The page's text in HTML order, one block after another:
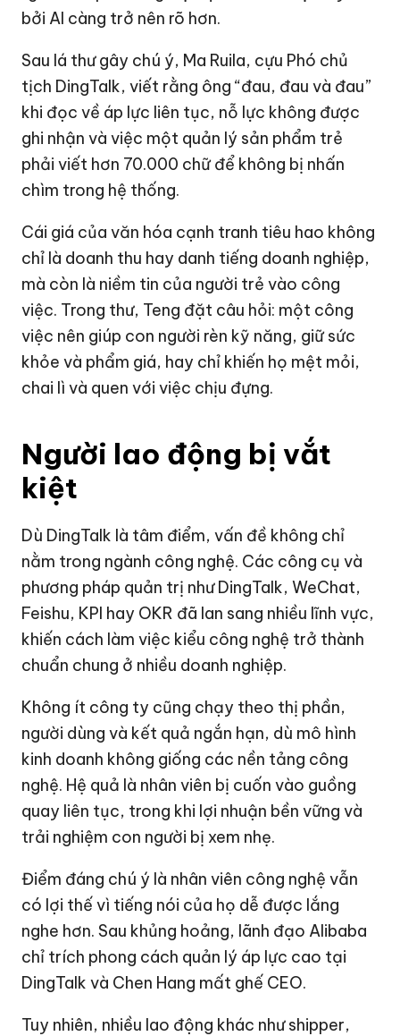
bởi AI càng trở nên rõ hơn.
Sau lá thư gây chú ý, Ma Ruila, cựu Phó chủ
tịch DingTalk, viết rằng ông “đau, đau và đau”
khi đọc về áp lực liên tục, nỗ lực không được
ghi nhận và việc một quản lý sản phẩm trẻ
phải viết hơn 70.000 chữ để không bị nhấn
chìm trong hệ thống.
Cái giá của văn hóa cạnh tranh tiêu hao không
chỉ là doanh thu hay danh tiếng doanh nghiệp,
mà còn là niềm tin của người trẻ vào công
việc. Trong thư, Teng đặt câu hỏi: một công
việc nên giúp con người rèn kỹ năng, giữ sức
khỏe và phẩm giá, hay chỉ khiến họ mệt mỏi,
chai lì và quen với việc chịu đựng.
Người lao động bị vắt
kiệt
Dù DingTalk là tâm điểm, vấn đề không chỉ
nằm trong ngành công nghệ. Các công cụ và
phương pháp quản trị như DingTalk, WeChat,
Feishu, KPI hay OKR đã lan sang nhiều lĩnh vực,
khiến cách làm việc kiểu công nghệ trở thành
chuẩn chung ở nhiều doanh nghiệp.
Không ít công ty cũng chạy theo thị phần,
người dùng và kết quả ngắn hạn, dù mô hình
kinh doanh không giống các nền tảng công
nghệ. Hệ quả là nhân viên bị cuốn vào guồng
quay liên tục, trong khi lợi nhuận bền vững và
trải nghiệm con người bị xem nhẹ.
Điểm đáng chú ý là nhân viên công nghệ vẫn
có lợi thế vì tiếng nói của họ dễ được lắng
nghe hơn. Sau khủng hoảng, lãnh đạo Alibaba
chỉ trích phong cách quản lý áp lực cao tại
DingTalk và Chen Hang mất ghế CEO.
Tuy nhiên, nhiều lao động khác như shipper,